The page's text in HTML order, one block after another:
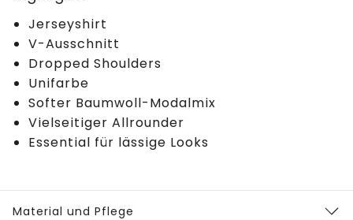
Jerseyshirt
V-Ausschnitt
Dropped Shoulders
Unifarbe
Softer Baumwoll-Modalmix
Vielseitiger Allrounder
Essential für lässige Looks
Material und Pflege